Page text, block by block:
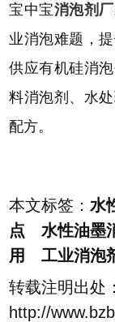
宝中宝消泡剂
业消泡难题，
供应有机硅消
料消泡剂、水
配方。
本文标签：水
点 水性油墨
用 工业消泡
转载注明出处：
http://